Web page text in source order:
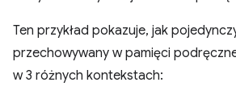
Ten przykład pokazuje, jak
przechowywany w pamięci
w 3 różnych kontekstach: